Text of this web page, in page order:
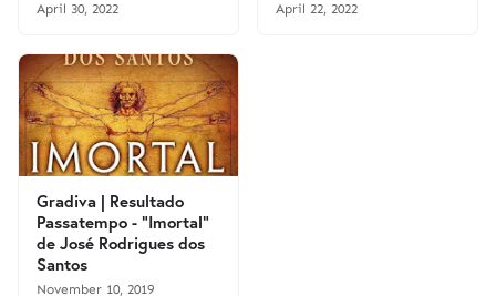
April 30, 2022 April 22, 2022
Gradiva | Resultado
Passatempo - "Imortal"
de José Rodrigues dos
Santos
November 10, 2019